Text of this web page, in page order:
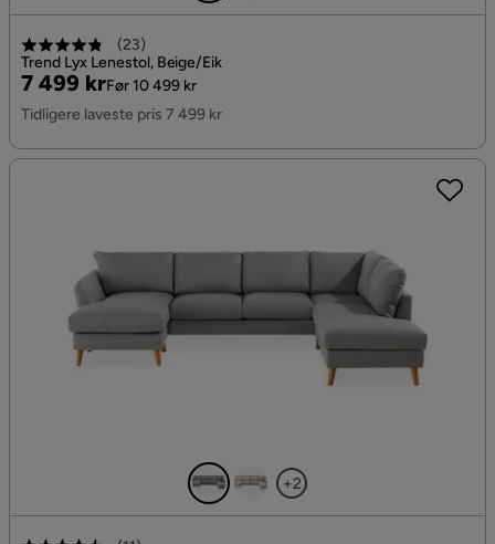
(23)
Trend Lyx Lenestol, Beige/Eik
Pris
7 499 kr
Original
Pris
Før 10 499 kr
Tidligere laveste pris 7 499 kr
+2